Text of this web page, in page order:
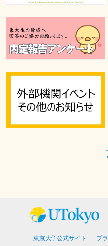
東京大学公式サイト プ